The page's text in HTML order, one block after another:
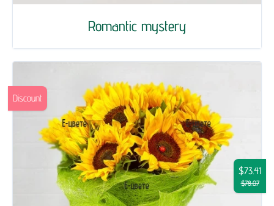
Romantic mystery
$73.41
$78.07
Discount